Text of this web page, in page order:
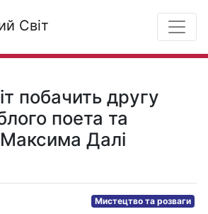
Світ
побачить другу
поета та
Далі
Мистецтво та розваги